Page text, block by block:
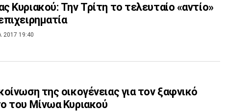
Κυριακού: Την Τρίτη το τελευταίο «αντίο»
2017 19:40
της οικογένειας για τον ξαφνικό
του Μίνωα Κυριακού